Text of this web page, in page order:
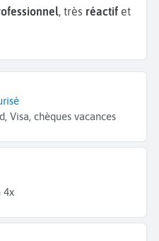
, très réactif et
Visa, chèques vacances
4x